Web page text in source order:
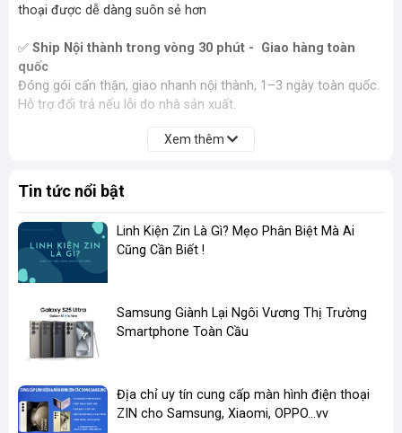
thoại được dễ dàng suôn sẻ hơn
✅ Ship Nội thành trong vòng 30 phút - Giao hàng toàn
quốc
Đóng gói cẩn thận, giao nhanh nội thành, 1–3 ngày toàn quốc.
Hỗ trợ đổi trả nếu lỗi do nhà sản xuất.
Xem thêm
Tin tức nổi bật
Linh Kiện Zin Là Gì? Mẹo Phân Biệt Mà Ai
Cũng Cần Biết !
​Samsung Giành Lại Ngôi Vương Thị Trường
Smartphone Toàn Cầu
Địa chỉ uy tín cung cấp màn hình điện thoại
ZIN cho Samsung, Xiaomi, OPPO...vv